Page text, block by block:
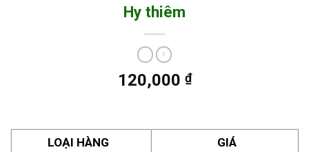
Hy thiêm
120,000 ₫
LOẠI HÀNG
GIÁ